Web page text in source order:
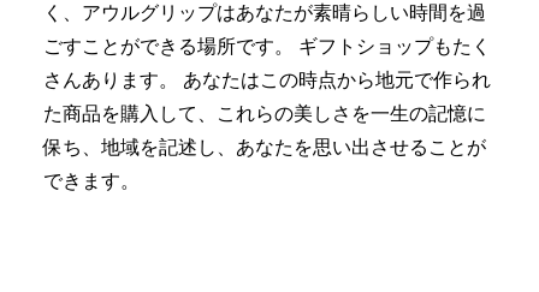
く、アウルグリップはあなたが素晴らしい時間を過
ごすことができる場所です。 ギフトショップもたく
さんあります。 あなたはこの時点から地元で作られ
た商品を購入して、これらの美しさを一生の記憶に
保ち、地域を記述し、あなたを思い出させることが
できます。